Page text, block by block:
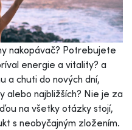
nakopávač? Potrebujete
energie a vitality? a
a chuti do nových dní,
alebo najbližších? Nie je za
na všetky otázky stojí,
s neobyčajným zložením.